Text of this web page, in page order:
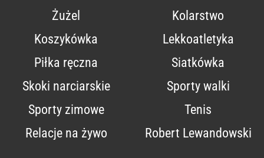
Żużel
Kolarstwo
Koszykówka
Lekkoatletyka
Piłka ręczna
Siatkówka
Skoki narciarskie
Sporty walki
Sporty zimowe
Tenis
Relacje na żywo
Robert Lewandowski